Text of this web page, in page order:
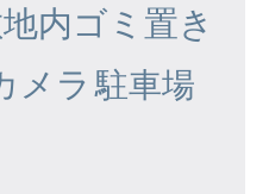
内ゴミ置き
メラ 駐車場